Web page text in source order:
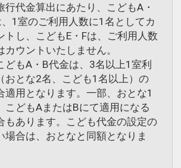
行代金算出にあたり、こどもA・
、1室のご利用人数に1名としてカ
トし、こどもE・Fは、ご利用人数
カウントいたしません。
どもA・B代金は、3名以上1室利
おとな2名、こども1名以上）の
適用となります。一部、おとな1
こどもAまたはBにて適用になる
もあります。こども代金の設定の
場合は、おとなと同額となりま